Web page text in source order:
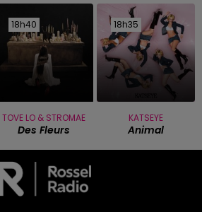
18h40
18h40
TOVE LO & STROMAE
Des Fleurs
18h35
18h35
KATSEYE
Animal